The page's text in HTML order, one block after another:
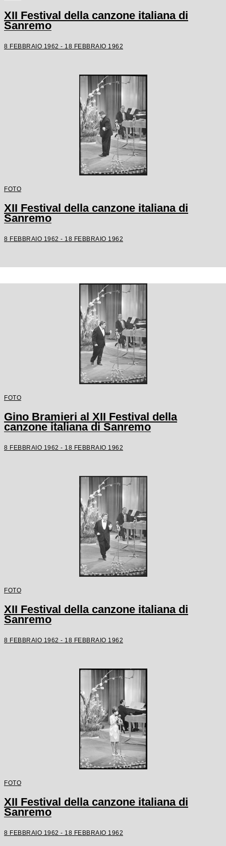
XII Festival della canzone italiana di
Sanremo
8 FEBBRAIO 1962 - 18 FEBBRAIO 1962
FOTO
XII Festival della canzone italiana di
Sanremo
8 FEBBRAIO 1962 - 18 FEBBRAIO 1962
FOTO
Gino Bramieri al XII Festival della
canzone italiana di Sanremo
8 FEBBRAIO 1962 - 18 FEBBRAIO 1962
FOTO
XII Festival della canzone italiana di
Sanremo
8 FEBBRAIO 1962 - 18 FEBBRAIO 1962
FOTO
XII Festival della canzone italiana di
Sanremo
8 FEBBRAIO 1962 - 18 FEBBRAIO 1962